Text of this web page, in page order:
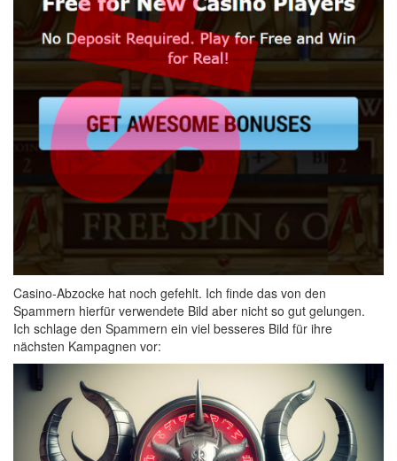
Casino-Abzocke hat noch gefehlt. Ich finde das von den
Spammern hierfür verwendete Bild aber nicht so gut gelungen.
Ich schlage den Spammern ein viel besseres Bild für ihre
nächsten Kampagnen vor: